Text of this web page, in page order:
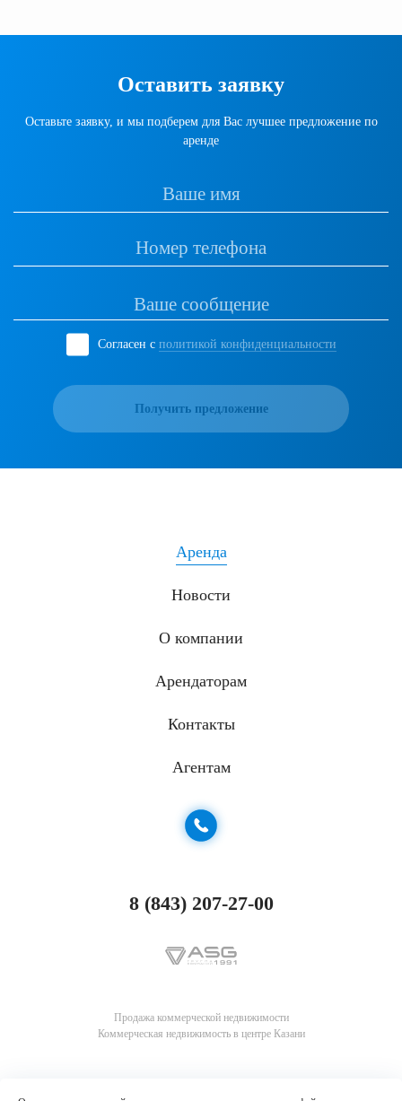
Оставить заявку
Оставьте заявку, и мы подберем для Вас лучшее предложение по
аренде
Согласен с политикой конфиденциальности
Получить предложение
Аренда
Новости
О компании
Арендаторам
Контакты
Агентам
8 (843) 207-27-00
Продажа коммерческой недвижимости
Коммерческая недвижимость в центре Казани